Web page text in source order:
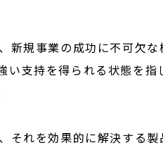
新規事業の成功に不可欠
支持を得られる状態を
それを効果的に解決する